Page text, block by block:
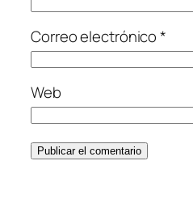
Correo electrónico*
Web